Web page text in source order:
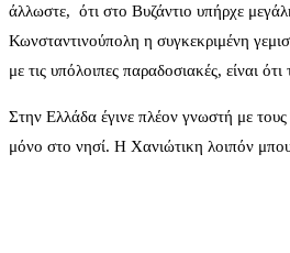
άλλωστε, ότι στο Βυζάντιο υπήρχε
Κωνσταντινούπολη η συγκεκριμένη
με τις υπόλοιπες παραδοσιακές, είναι
Στην Ελλάδα έγινε πλέον γνωστή με
μόνο στο νησί. Η Χανιώτικη λοιπόν